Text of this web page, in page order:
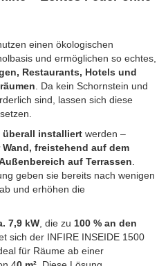
einen ökologischen
und ermöglichen so echtes,
Restaurants, Hotels und
. Da kein Schornstein und
sind, lassen sich diese
überall installiert werden –
freistehend auf dem
auf Terrassen
geben sie bereits nach wenigen
ab und erhöhen die
7,9 kW , die zu 100 % an den
sich der INFIRE INSEIDE 1500
für Räume ab einer